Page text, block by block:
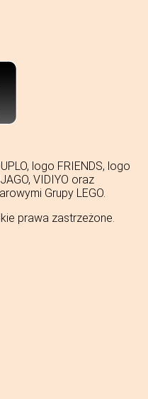
logo FRIENDS, logo
VIDIYO oraz
Grupy LEGO.
prawa zastrzeżone.